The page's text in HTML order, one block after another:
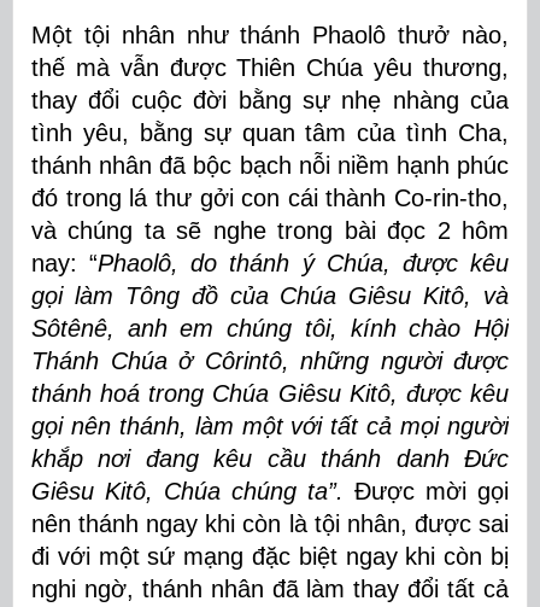
Một tội nhân như thánh Phaolô thưở nào,
thế mà vẫn được Thiên Chúa yêu thương,
thay đổi cuộc đời bằng sự nhẹ nhàng của
tình yêu, bằng sự quan tâm của tình Cha,
thánh nhân đã bộc bạch nỗi niềm hạnh phúc
đó trong lá thư gởi con cái thành Co-rin-tho,
và chúng ta sẽ nghe trong bài đọc 2 hôm
nay: “Phaolô, do thánh ý Chúa, được kêu
gọi làm Tông đồ của Chúa Giêsu Kitô, và
Sôtênê, anh em chúng tôi, kính chào Hội
Thánh Chúa ở Côrintô, những người được
thánh hoá trong Chúa Giêsu Kitô, được kêu
gọi nên thánh, làm một với tất cả mọi người
khắp nơi đang kêu cầu thánh danh Ðức
Giêsu Kitô, Chúa chúng ta”. Được mời gọi
nên thánh ngay khi còn là tội nhân, được sai
đi với một sứ mạng đặc biệt ngay khi còn bị
nghi ngờ, thánh nhân đã làm thay đổi tất cả